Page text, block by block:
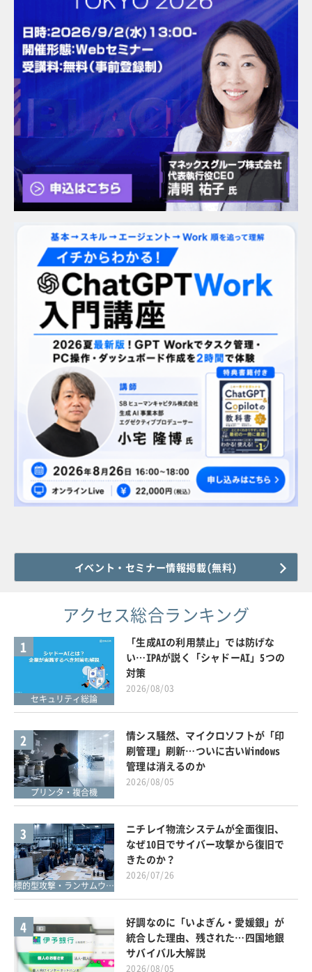
イベント・セミナー情報掲載(無料)
アクセス総合ランキング
1
セキュリティ総論
「生成AIの利用禁止」では防げな
い…IPAが説く「シャドーAI」5つの
対策
2026/08/03
2
プリンタ・複合機
情シス騒然、マイクロソフトが「印
刷管理」刷新…ついに古いWindows
管理は消えるのか
2026/08/05
3
標的型攻撃・ランサムウェア対策
ニチレイ物流システムが全面復旧、
なぜ10日でサイバー攻撃から復旧で
きたのか？
2026/07/26
4
好調なのに「いよぎん・愛媛銀」が
統合した理由、残された…四国地銀
サバイバル大解説
2026/08/05